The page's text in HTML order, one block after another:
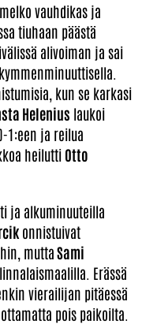
vauhdikas ja
tiuhaan päästä
alivoiman ja sai
kun se karkasi
Helenius laukoi
1:een ja reilua
heilutti Otto
ja alkuminuuteilla
onnistuivat
muttaSami
Erässä
vierailijan pitäessä
pois paikoilta.